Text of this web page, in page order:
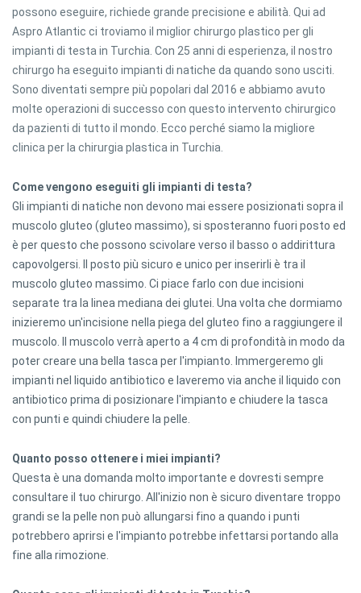
possono eseguire, richiede grande precisione e abilità. Qui ad
Aspro Atlantic ci troviamo il miglior chirurgo plastico per gli
impianti di testa in Turchia. Con 25 anni di esperienza, il nostro
chirurgo ha eseguito impianti di natiche da quando sono usciti.
Sono diventati sempre più popolari dal 2016 e abbiamo avuto
molte operazioni di successo con questo intervento chirurgico
da pazienti di tutto il mondo. Ecco perché siamo la migliore
clinica per la chirurgia plastica in Turchia.
Come vengono eseguiti gli impianti di testa?
Gli impianti di natiche non devono mai essere posizionati sopra il
muscolo gluteo (gluteo massimo), si sposteranno fuori posto ed
è per questo che possono scivolare verso il basso o addirittura
capovolgersi. Il posto più sicuro e unico per inserirli è tra il
muscolo gluteo massimo. Ci piace farlo con due incisioni
separate tra la linea mediana dei glutei. Una volta che dormiamo
inizieremo un'incisione nella piega del gluteo fino a raggiungere il
muscolo. Il muscolo verrà aperto a 4 cm di profondità in modo da
poter creare una bella tasca per l'impianto. Immergeremo gli
impianti nel liquido antibiotico e laveremo via anche il liquido con
antibiotico prima di posizionare l'impianto e chiudere la tasca
con punti e quindi chiudere la pelle.
Quanto posso ottenere i miei impianti?
Questa è una domanda molto importante e dovresti sempre
consultare il tuo chirurgo. All'inizio non è sicuro diventare troppo
grandi se la pelle non può allungarsi fino a quando i punti
potrebbero aprirsi e l'impianto potrebbe infettarsi portando alla
fine alla rimozione.